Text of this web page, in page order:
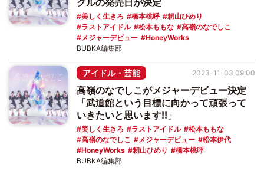
グルの発売日が決定
美しく生きろ 橋本桃呼
籾山ひめり
ラストアイドル
松本ももな
高嶺のなでしこ
メジャーデビュー
HoneyWorks
BUBKA編集部
アイドル・芸能
高嶺のなでしこがメジャーデビュー決定
「武道館という目標に向かって頑張って
いきたいと思います!!」
美しく生きろ ラストアイドル
松本ももな
高嶺のなでしこ
メジャーデビュー
松本伊代
HoneyWorks
籾山ひめり 橋本桃呼
2023-11-03 09:00
BUBKA編集部